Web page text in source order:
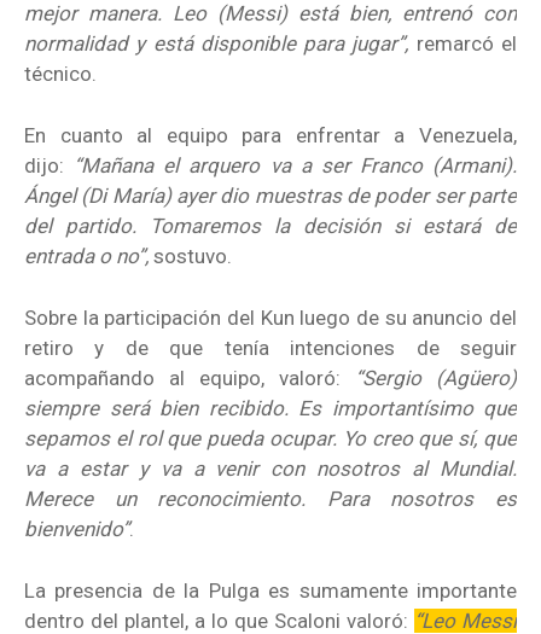
mejor manera. Leo (Messi) está bien, entrenó con
normalidad y está disponible para jugar”, remarcó el
técnico.
En cuanto al equipo para enfrentar a Venezuela,
dijo: “Mañana el arquero va a ser Franco (Armani).
Ángel (Di María) ayer dio muestras de poder ser parte
del partido. Tomaremos la decisión si estará de
entrada o no”, sostuvo.
Sobre la participación del Kun luego de su anuncio del
retiro y de que tenía intenciones de seguir
acompañando al equipo, valoró: “Sergio (Agüero)
siempre será bien recibido. Es importantísimo que
sepamos el rol que pueda ocupar. Yo creo que sí, que
va a estar y va a venir con nosotros al Mundial.
Merece un reconocimiento. Para nosotros es
bienvenido”.
La presencia de la Pulga es sumamente importante
dentro del plantel, a lo que Scaloni valoró: “Leo Messi